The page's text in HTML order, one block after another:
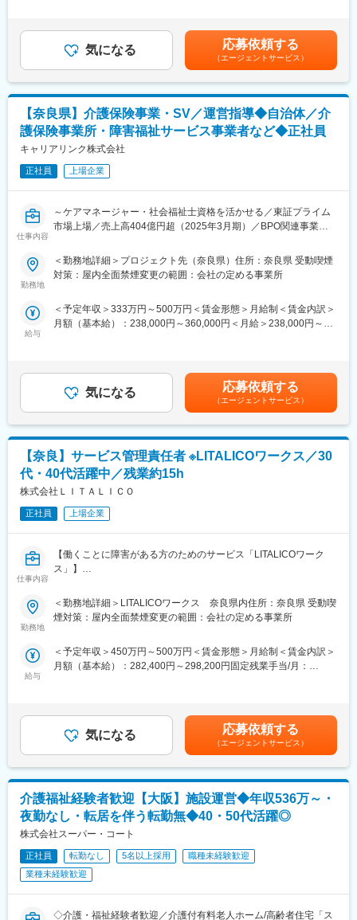
助、見守りなど）
・外部機関（医療機関など）への折衝
・緊急時対応
・行政対応
■チーム・組織構成：
合計10～20名の程度（赴任していただく施設による）で、平均年
齢は50歳ほどです。
直接介護サービスを提供する介護スタッフと清掃や厨房、送迎な
どの補助業務を行う介護補助スタッフにて構成されています。
裁量が大きく、意見がダイレクトに反映されるため、自身のアイ
デアによってご利用者様の毎日が変化していく様子を強く実感で
評価に繋がり、手応えを感じやすい環境です。管理者として事業
所のある地域に深く関わり、社会貢献ややりがいを持つことがで
■企業について：
た（直近5年で売上高2.1倍）。介護事業者として20年以上に渡り
事業を営んでいるため、業界に深く精通しております。また、物
流業を行っているセンコーグループホールディングス（プライム
市場）の100％出資の連結子会社です。
変更の範囲：会社の定める業務
って変動する場合があります。賃金はあくまでも目安の金額であ
り、選考を通じて上下する可能性があります。月給(月額)は固定手
気になる 応募依頼する
（エージェントサービス）
【奈良県】介護保険事業・SV／運営指導◆自治体／介
護保険事業所・障害福祉サービス事業者など◆正社員
キャリアリンク株式会社
正社員 上場企業
仕事内容
～ケアマネージャー・社会福祉士資格を活かせる／東証プライム
市場上場／売上高404億円超（2025年3月期）／BPO関連事業の
■業務内容：
自治体（都道府県・市区町村）のプロジェクト先に常駐し、介護
務」と、現場運営を担うSVとしてご活躍いただくポジションで
す。
当いただきます。
あわせて、現場で働くスタッフの育成やマネジメント、業務改善
にも携わり、プロジェクト全体をまとめるリーダーとしてご活躍
いただきます。
「資格や経験を活かしながら、現場介護・福祉とは違う形で行政
サービスに貢献したい」「専門性に加え、マネジメントスキルも
身につけたい」
そんな方に最適なキャリアステップです。
■具体的な業務：
・事前提出書類の確認／審査
・人員体制・運営状況・報酬算定のチェック
・報告書作成および区への提出
・勤怠／シフト管理
・業務フローの整備、マニュアル作成
・業務改善提案、現場運営全体の統括
※単なる事務管理ではなく、「専門性×マネジメント」の両面から
現場を動かすポジションです。
■当社について：
・近年は労働人口減少やDX推進を背景にBPO需要が拡大してお
り、当社は「人を提供する会社」から「業務課題を解決するBPO
パートナー」へと進化。業務フローの構築・改善を通じて、企業
や自治体の持続的な成長を支えています。
・コールセンターや事務センター運営、官公庁・自治体の行政事
務局運営など、多様な業務を請け負い、顧客の生産性向上や業務
効率化を実現しています。
変更の範囲：会社の定める業務
勤務地
＜勤務地詳細＞プロジェクト先（奈良県）住所：奈良県 受動喫煙
対策：屋内全面禁煙変更の範囲：会社の定める事業所
給与
＜予定年収＞333万円～500万円＜賃金形態＞月給制＜賃金内訳＞
月額（基本給）：238,000円～360,000円＜月給＞238,000円～
社3年：32歳／月給40万円＋賞与（マネージャー）年収460万円／
入社2年：28歳／月給30万円＋賞与賃金はあくまでも目安の金額
であり、選考を通じて上下する可能性があります。月給(月額)は固
定手当を含めた表記です。
気になる 応募依頼する
（エージェントサービス）
【奈良】サービス管理責任者 ※LITALICOワークス／30
代・40代活躍中／残業約15h
株式会社ＬＩＴＡＬＩＣＯ
正社員 上場企業
仕事内容
【働くことに障害がある方のためのサービス「LITALICOワーク
ス」】
■業務内容：
障害がある方の現状・希望を把握して、社会で活躍するまでの
「計画」を立てる仕事です。
の希望や適性を把握した上で、最適な支援計画を立案・実行して
いきます。
・コンプライアンスに基づくサービス？管理業務全般
・相談援助業務
・地域における関係機関との連絡調整・折衝業務
・福祉サービスの説明、関係機関利用の際のアドバイス
■LITALICOワークスの特徴
1. 個別対応の支援プログラム
障害名にとらわれず、一人ひとりの特性やペースに合わせた支援
を行います。自己理解を深めるカウンセリングや、ビジネスマナ
ー、PCスキル、コミュニケーション力向上など、多彩なプログラ
ムを提供しています。
2. 就職活動前から就職後までの一貫サポート
勤務地
＜勤務地詳細＞LITALICOワークス 奈良県内住所：奈良県 受動喫
煙対策：屋内全面禁煙変更の範囲：会社の定める事業所
給与
＜予定年収＞450万円～500万円＜賃金形態＞月給制＜賃金内訳＞
月額（基本給）：282,400円～298,200円固定残業手当/月：
与：あり（年2回/5月・11月）※超過した時間外労働の残業時間代
は追加支給※給与はスキル・経験・転勤の可否に応じて決定いたし
ますので、上記年収は目安となります。賃金はあくまでも目安の
金額であり、選考を通じて上下する可能性があります。月給(月額)
は固定手当を含めた表記です。
気になる 応募依頼する
（エージェントサービス）
介護福祉経験者歓迎【大阪】施設運営◆年収536万～・
夜勤なし・転居を伴う転勤無◆40・50代活躍◎
株式会社スーパー・コート
正社員 転勤なし 5名以上採用
職種未経験歓迎
業種未経験歓迎
◇介護・福祉経験者歓迎／介護付有料老人ホーム/高齢者住宅「ス